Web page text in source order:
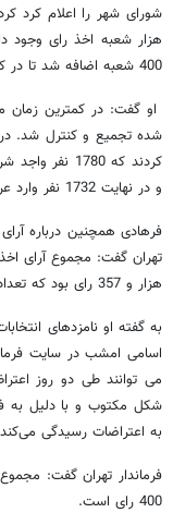
هزار شعبه اخذ رای وجود
400 شعبه اضافه شد تا در کمترین زمان روند رای‌گیری صورت بگیرد.
او گفت: در کمترین
کردند که
و در نهایت 1732 نفر وارد عرصه انتخابات شدند.
فرهادی همچنین درباره
هزار و 357 رای بود که تعداد آرای صحیح دو میلیون و 242 هزار و 662 رای بود.
به گفته او نامزدهای
اسامی امشب در سایت
می توانند طی دو روز
به اعتراضات رسیدگی
400 رای است.